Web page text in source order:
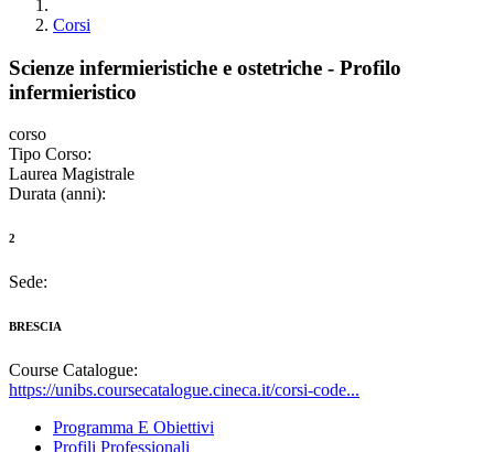
Corsi
Scienze infermieristiche e ostetriche - Profilo
infermieristico
corso
Tipo Corso:
Laurea Magistrale
Durata (anni):
2
Sede:
BRESCIA
Course Catalogue:
https://unibs.coursecatalogue.cineca.it/corsi-code...
Programma E Obiettivi
Profili Professionali